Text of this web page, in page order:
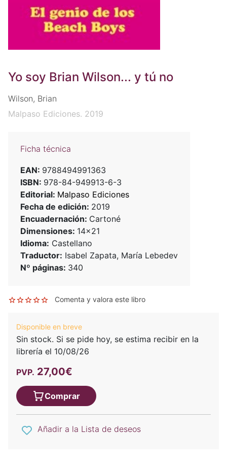
Yo soy Brian Wilson... y tú no
Wilson, Brian
Malpaso Ediciones. 2019
Ficha técnica
EAN: 9788494991363
ISBN: 978-84-949913-6-3
Editorial: Malpaso Ediciones
Fecha de edición: 2019
Encuadernación: Cartoné
Dimensiones: 14x21
Idioma: Castellano
Traductor: Isabel Zapata, María Lebedev
Nº páginas: 340
Comenta y valora este libro
Disponible en breve
Sin stock. Si se pide hoy, se estima recibir en la
librería el 10/08/26
PVP. 27,00€
Comprar
Añadir a la Lista de deseos